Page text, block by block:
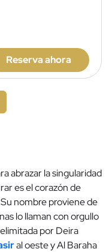
Reserva ahora
abrazar la singularidad
es el corazón de
nombre proviene de
lo llaman con orgullo
por Deira
al oeste y Al Baraha